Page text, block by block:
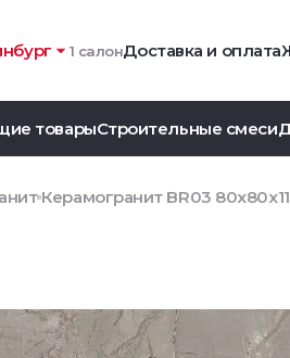
1 салонДоставка и оплата
товарыСтроительные смеси
Керамогранит BR03